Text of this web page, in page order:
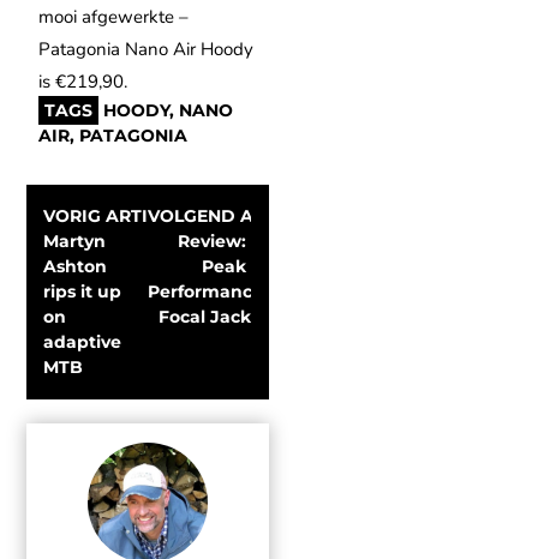
mooi afgewerkte –
Patagonia Nano Air Hoody
is €219,90.
TAGS HOODY, NANO
AIR, PATAGONIA
VORIG ARTIKEL
Martyn
Ashton
rips it up
on
adaptive
MTB
VOLGEND ARTIKEL
Review:
Peak
Performance
Focal Jack